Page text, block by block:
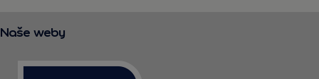
Naše weby